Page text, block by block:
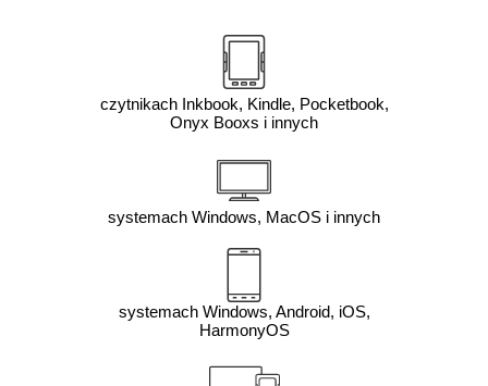
czytnikach Inkbook, Kindle, Pocketbook,
Onyx Booxs i innych
systemach Windows, MacOS i innych
systemach Windows, Android, iOS,
HarmonyOS